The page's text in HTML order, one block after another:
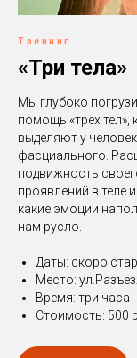
Тренинг
«Три тела»
Мы глубоко
помощь «трех
выделяют у
фасциального.
подвижность
проявлений в теле
какие эмоции
нам русло.
Даты: скоро
Место:
Время: три часа
Стоимость: 500